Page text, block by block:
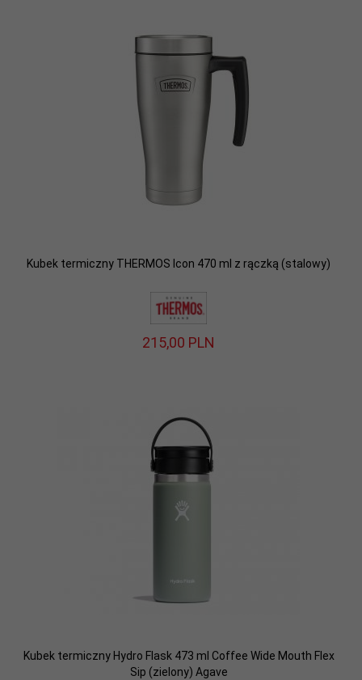
Kubek termiczny THERMOS Icon 470 ml z rączką (stalowy)
215,00 PLN
Kubek termiczny Hydro Flask 473 ml Coffee Wide Mouth Flex
Sip (zielony) Agave